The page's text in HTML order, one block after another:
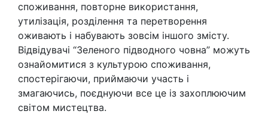
споживання, повторне використання,
утилізація, розділення та перетворення
оживають і набувають зовсім іншого змісту.
Відвідувачі “Зеленого підводного човна” можуть
ознайомитися з культурою споживання,
спостерігаючи, приймаючи участь і
змагаючись, поєднуючи все це із захоплюючим
світом мистецтва.